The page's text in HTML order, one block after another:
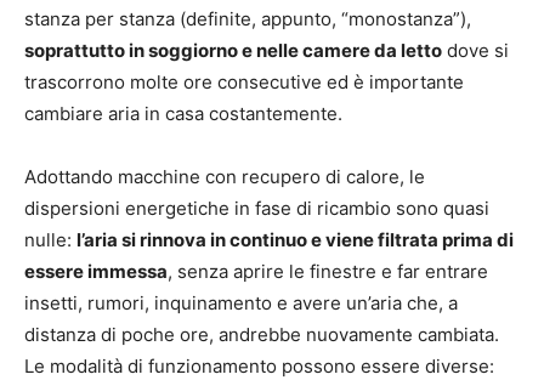
stanza per stanza (definite, appunto, “monostanza”),
soprattutto in soggiorno e nelle camere da letto dove si
trascorrono molte ore consecutive ed è importante
cambiare aria in casa costantemente.
Adottando macchine con recupero di calore, le
dispersioni energetiche in fase di ricambio sono quasi
nulle: l’aria si rinnova in continuo e viene filtrata prima di
essere immessa, senza aprire le finestre e far entrare
insetti, rumori, inquinamento e avere un’aria che, a
distanza di poche ore, andrebbe nuovamente cambiata.
Le modalità di funzionamento possono essere diverse: